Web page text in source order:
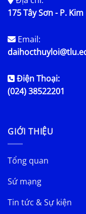
175 Tây Sơn - P.
Email:
Điện Thoại:
(024) 38522201
GIỚI THIỆU
Tổng quan
Sứ mạng
Tin tức & Sự kiện